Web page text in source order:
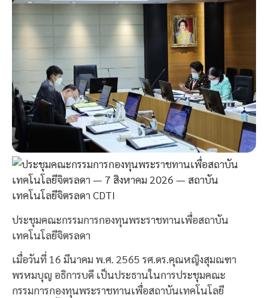
ประชุมคณะกรรมการกองทุนพระราชทานเพื่อสถาบัน
เทคโนโลยีจิตรลดา
เมื่อวันที่ 16 มีนาคม พ.ศ. 2565 รศ.ดร.คุณหญิงสุมณฑา
พรหมบุญ อธิการบดี เป็นประธานในการประชุมคณะ
กรรมการกองทุนพระราชทานเพื่อสถาบันเทคโนโลยี